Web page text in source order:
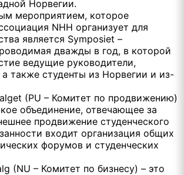
Норвегии.
мероприятием, которое
NHH организует для
является Symposiet –
дважды в год, в которой
ведущие руководители,
а также студенты из Норвегии и из-
(PU – Комитет по продвижению)
объединение, отвечающее за
продвижение студенческого
входит организация общих
форумов и студенческих
(NU – Комитет по бизнесу) – это